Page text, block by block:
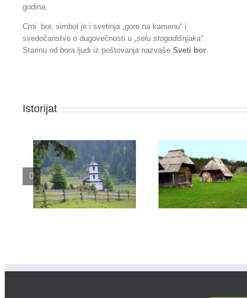
godina.
Crni bor, simbol je i svetinja „gore na kamenu“ i
svedočanstvo o dugovečnosti u „selu stogodišnjaka“.
Starinu od bora ljudi iz poštovanja nazvaše Sveti bor.
Istorijat